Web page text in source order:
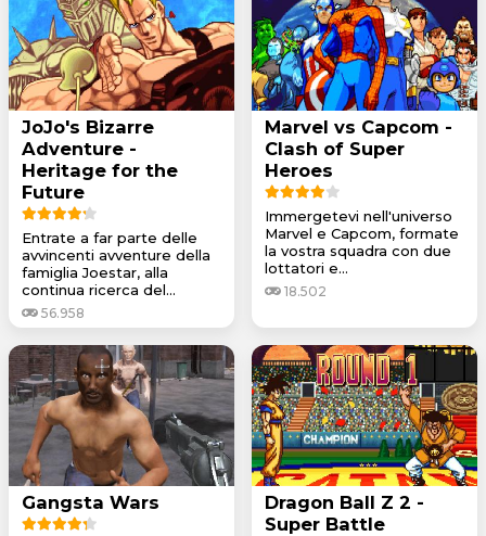
JoJo's Bizarre
Adventure -
Heritage for the
Future
Entrate a far parte delle
avvincenti avventure della
famiglia Joestar, alla
continua ricerca del...
56.958
Marvel vs Capcom -
Clash of Super
Heroes
Immergetevi nell'universo
Marvel e Capcom, formate
la vostra squadra con due
lottatori e...
18.502
Gangsta Wars
Dragon Ball Z 2 -
Super Battle